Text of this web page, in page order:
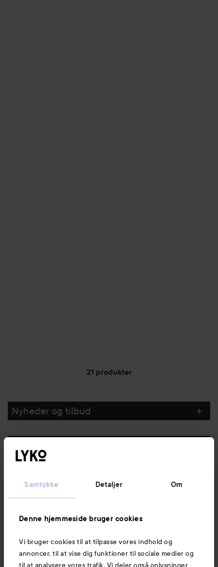
Samtykke Detaljer Om
Denne hjemmeside bruger cookies
Vi bruger cookies til at tilpasse vores indhold og
annoncer, til at vise dig funktioner til sociale medier og
til at analysere vores trafik. Vi deler også oplysninger
21 produkter
Nyheder og tilbud
Kundeservice
Information
Mere at udforske